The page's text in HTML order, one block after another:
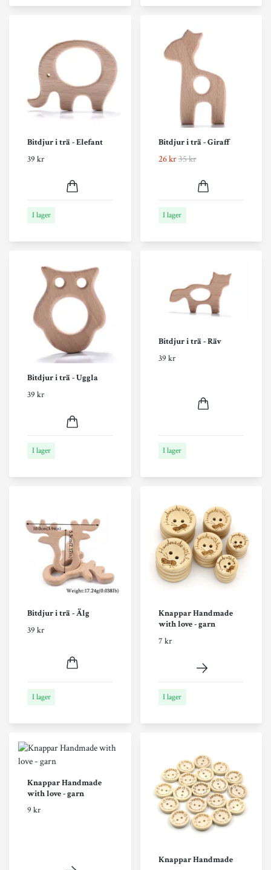
Bitdjur i trä - Elefant
39 kr
I lager
Bitdjur i trä - Giraff
26 kr35 kr
I lager
Bitdjur i trä - Uggla
39 kr
I lager
Bitdjur i trä - Räv
39 kr
I lager
Bitdjur i trä - Älg
39 kr
I lager
Knappar Handmade
with love - garn
7 kr
I lager
Knappar Handmade
with love - garn
9 kr
Knappar Handmade